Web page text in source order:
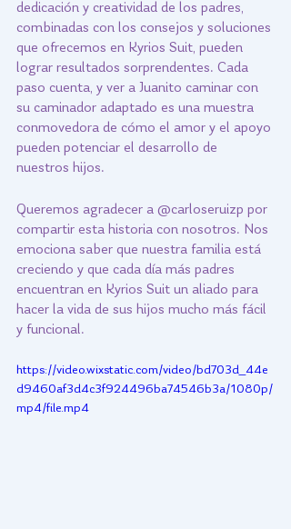
dedicación y creatividad de los padres,
combinadas con los consejos y soluciones
que ofrecemos en Kyrios Suit, pueden
lograr resultados sorprendentes. Cada
paso cuenta, y ver a Juanito caminar con
su caminador adaptado es una muestra
conmovedora de cómo el amor y el apoyo
pueden potenciar el desarrollo de
nuestros hijos.
Queremos agradecer a @carloseruizp por
compartir esta historia con nosotros. Nos
emociona saber que nuestra familia está
creciendo y que cada día más padres
encuentran en Kyrios Suit un aliado para
hacer la vida de sus hijos mucho más fácil
y funcional.
https://video.wixstatic.com/video/bd703d_44e
d9460af3d4c3f924496ba74546b3a/1080p/
mp4/file.mp4